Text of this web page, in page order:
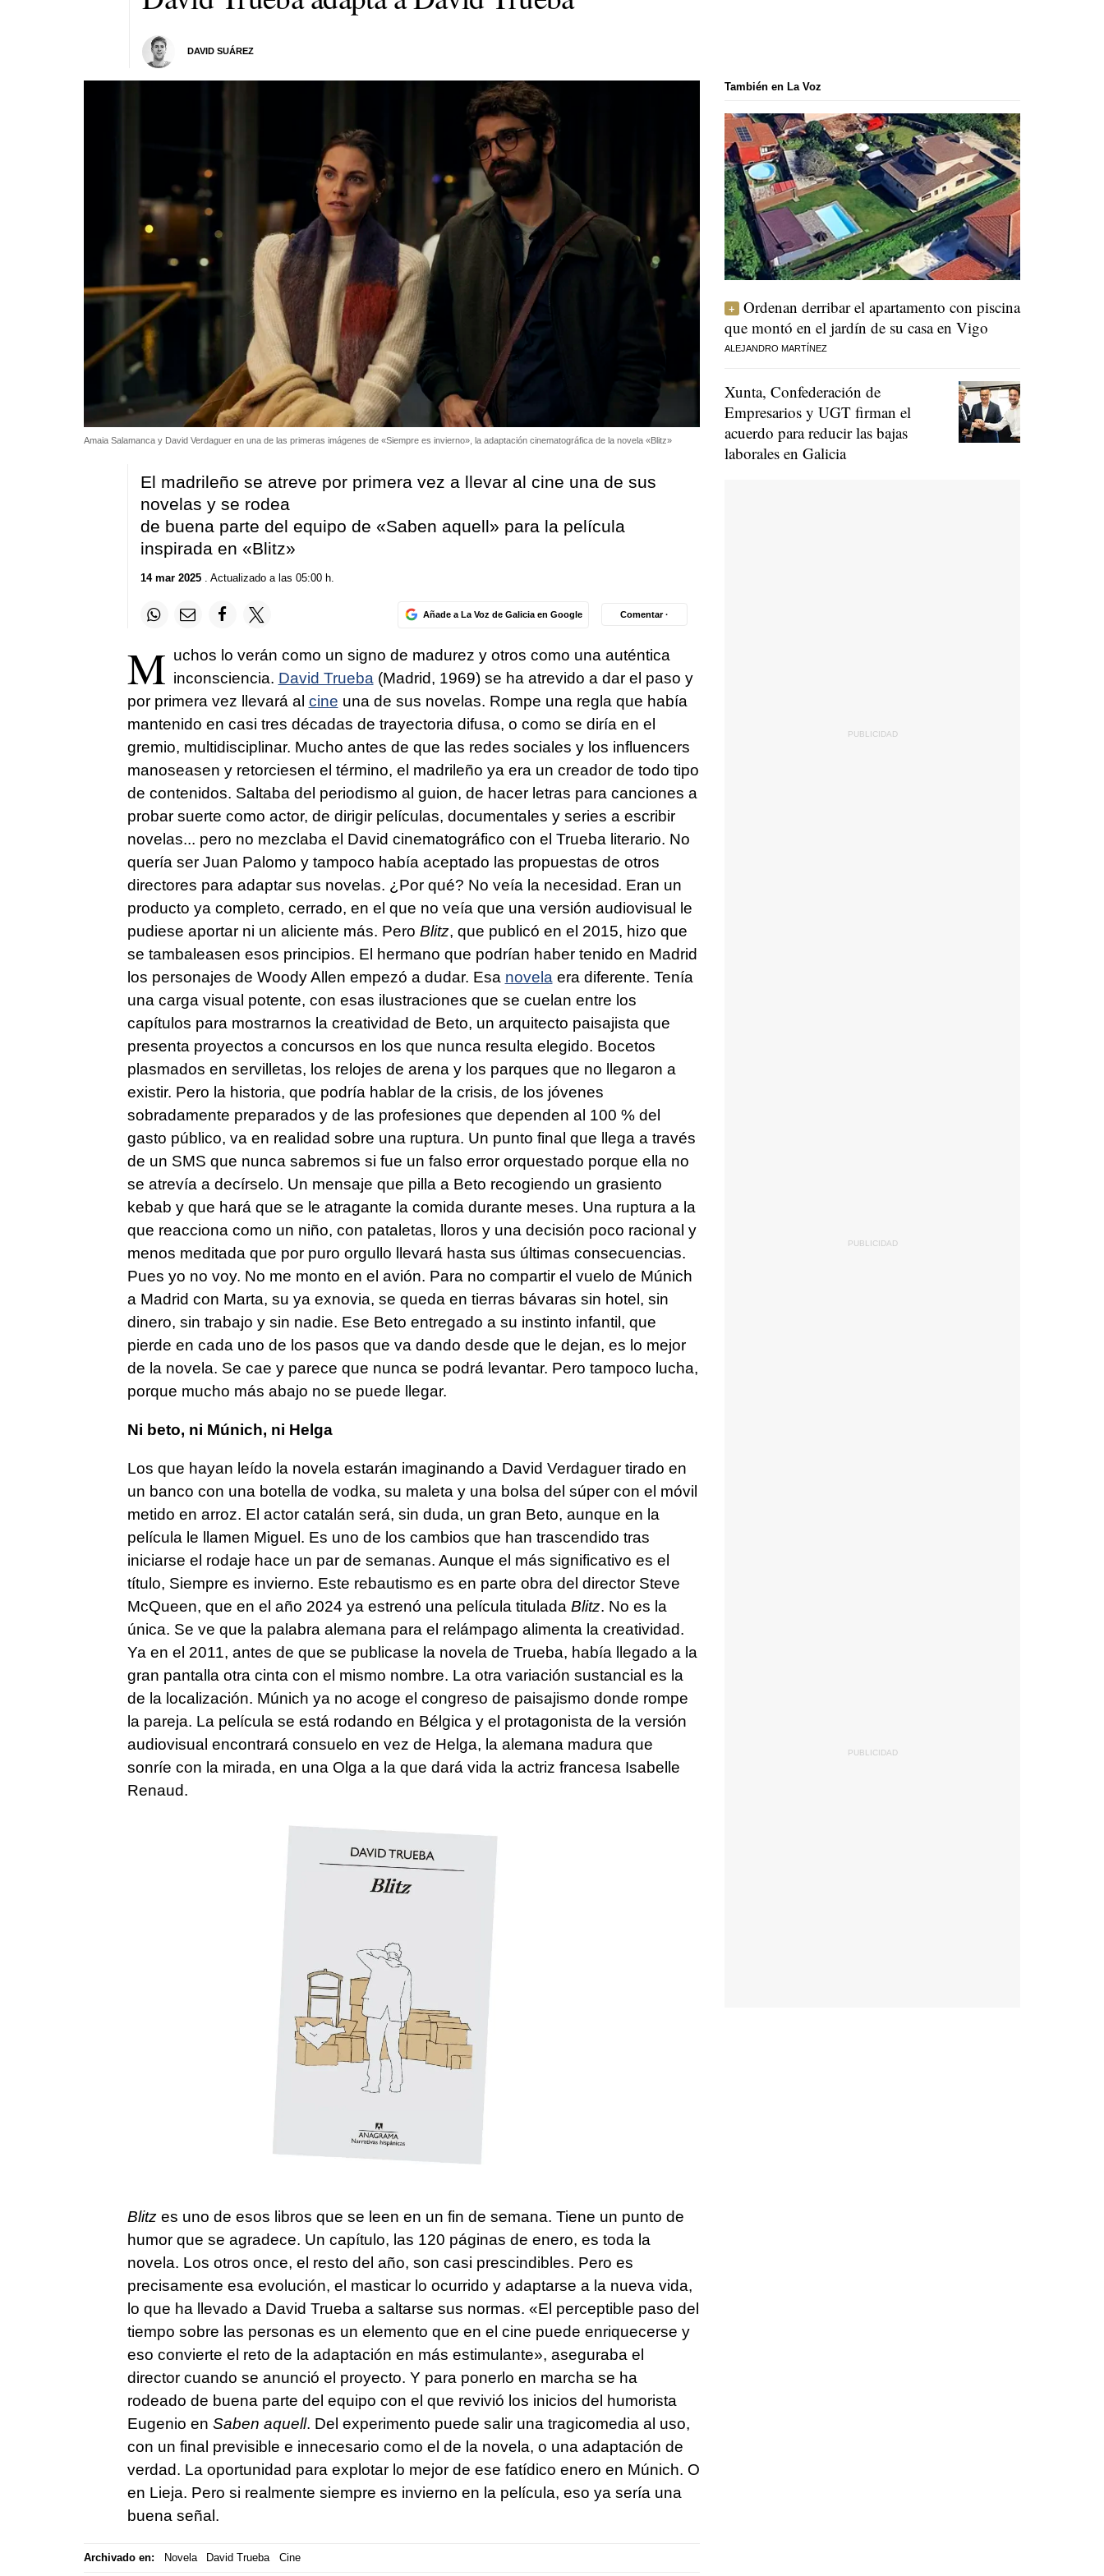
DAVID SUÁREZ
Amaia Salamanca y David Verdaguer en una de las primeras imágenes de «Siempre es invierno», la adaptación cinematográfica de la novela «Blitz»
El madrileño se atreve por primera vez a llevar al cine una de sus
novelas y se rodea
de buena parte del equipo de «Saben aquell» para la película
inspirada en «Blitz»
14 mar 2025. Actualizado a las 05:00 h.
Añade a La Voz de Galicia en Google Comentar ·
M uchos lo verán como un signo de madurez y otros como una auténtica
inconsciencia. David Trueba(Madrid, 1969) se ha atrevido a dar el paso y
por primera vez llevará al cine una de sus novelas. Rompe una regla que había
mantenido en casi tres décadas de trayectoria difusa, o como se diría en el
gremio, multidisciplinar. Mucho antes de que las redes sociales y los influencers
manoseasen y retorciesen el término, el madrileño ya era un creador de todo tipo
de contenidos. Saltaba del periodismo al guion, de hacer letras para canciones a
probar suerte como actor, de dirigir películas, documentales y series a escribir
novelas... pero no mezclaba el David cinematográfico con el Trueba literario. No
quería ser Juan Palomo y tampoco había aceptado las propuestas de otros
directores para adaptar sus novelas. ¿Por qué? No veía la necesidad. Eran un
producto ya completo, cerrado, en el que no veía que una versión audiovisual le
pudiese aportar ni un aliciente más. Pero Blitz, que publicó en el 2015, hizo que
se tambaleasen esos principios. El hermano que podrían haber tenido en Madrid
los personajes de Woody Allen empezó a dudar. Esa novelaera diferente. Tenía
una carga visual potente, con esas ilustraciones que se cuelan entre los
capítulos para mostrarnos la creatividad de Beto, un arquitecto paisajista que
presenta proyectos a concursos en los que nunca resulta elegido. Bocetos
plasmados en servilletas, los relojes de arena y los parques que no llegaron a
existir. Pero la historia, que podría hablar de la crisis, de los jóvenes
sobradamente preparados y de las profesiones que dependen al 100 % del
gasto público, va en realidad sobre una ruptura. Un punto final que llega a través
de un SMS que nunca sabremos si fue un falso error orquestado porque ella no
se atrevía a decírselo. Un mensaje que pilla a Beto recogiendo un grasiento
kebab y que hará que se le atragante la comida durante meses. Una ruptura a la
que reacciona como un niño, con pataletas, lloros y una decisión poco racional y
menos meditada que por puro orgullo llevará hasta sus últimas consecuencias.
Pues yo no voy. No me monto en el avión. Para no compartir el vuelo de Múnich
a Madrid con Marta, su ya exnovia, se queda en tierras bávaras sin hotel, sin
dinero, sin trabajo y sin nadie. Ese Beto entregado a su instinto infantil, que
pierde en cada uno de los pasos que va dando desde que le dejan, es lo mejor
de la novela. Se cae y parece que nunca se podrá levantar. Pero tampoco lucha,
porque mucho más abajo no se puede llegar.
Ni beto, ni Múnich, ni Helga
Los que hayan leído la novela estarán imaginando a David Verdaguer tirado en
un banco con una botella de vodka, su maleta y una bolsa del súper con el móvil
metido en arroz. El actor catalán será, sin duda, un gran Beto, aunque en la
película le llamen Miguel. Es uno de los cambios que han trascendido tras
iniciarse el rodaje hace un par de semanas. Aunque el más significativo es el
título, Siempre es invierno. Este rebautismo es en parte obra del director Steve
McQueen, que en el año 2024 ya estrenó una película titulada Blitz. No es la
única. Se ve que la palabra alemana para el relámpago alimenta la creatividad.
Ya en el 2011, antes de que se publicase la novela de Trueba, había llegado a la
gran pantalla otra cinta con el mismo nombre. La otra variación sustancial es la
de la localización. Múnich ya no acoge el congreso de paisajismo donde rompe
la pareja. La película se está rodando en Bélgica y el protagonista de la versión
audiovisual encontrará consuelo en vez de Helga, la alemana madura que
sonríe con la mirada, en una Olga a la que dará vida la actriz francesa Isabelle
Renaud.
Blitzes uno de esos libros que se leen en un fin de semana. Tiene un punto de
humor que se agradece. Un capítulo, las 120 páginas de enero, es toda la
novela. Los otros once, el resto del año, son casi prescindibles. Pero es
precisamente esa evolución, el masticar lo ocurrido y adaptarse a la nueva vida,
lo que ha llevado a David Trueba a saltarse sus normas. «El perceptible paso del
tiempo sobre las personas es un elemento que en el cine puede enriquecerse y
eso convierte el reto de la adaptación en más estimulante», aseguraba el
director cuando se anunció el proyecto. Y para ponerlo en marcha se ha
rodeado de buena parte del equipo con el que revivió los inicios del humorista
Eugenio en Saben aquell. Del experimento puede salir una tragicomedia al uso,
con un final previsible e innecesario como el de la novela, o una adaptación de
verdad. La oportunidad para explotar lo mejor de ese fatídico enero en Múnich. O
en Lieja. Pero si realmente siempre es invierno en la película, eso ya sería una
buena señal.
Archivado en: Novela David Trueba Cine
También en La Voz
Ordenan derribar el apartamento con piscina
que montó en el jardín de su casa en Vigo
ALEJANDRO MARTÍNEZ
Xunta, Confederación de
Empresarios y UGT firman el
acuerdo para reducir las bajas
laborales en Galicia